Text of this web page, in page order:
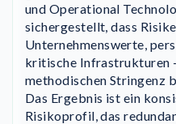
und Operational
sichergestellt, dass
Unternehmenswerte,
kritische Infrastrukturen
methodischen Stringenz
Das Ergebnis ist ein
Risikoprofil, das